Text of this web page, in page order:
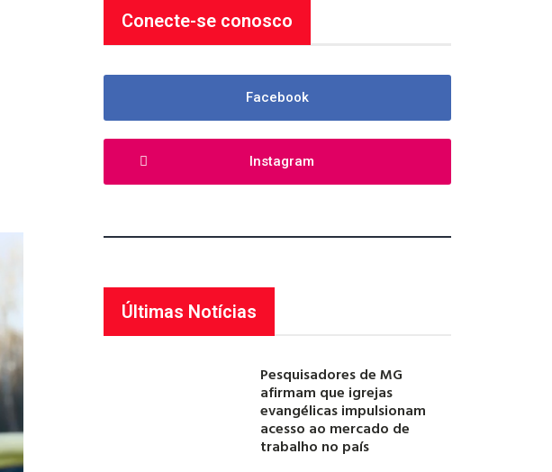
Conecte-se conosco
Facebook
Instagram
Últimas Notícias
Pesquisadores de MG
afirmam que igrejas
evangélicas impulsionam
acesso ao mercado de
trabalho no país